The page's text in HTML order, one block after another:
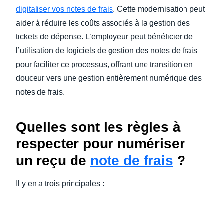
digitaliser vos notes de frais. Cette modernisation peut
aider à réduire les coûts associés à la gestion des
tickets de dépense. L’employeur peut bénéficier de
l’utilisation de logiciels de gestion des notes de frais
pour faciliter ce processus, offrant une transition en
douceur vers une gestion entièrement numérique des
notes de frais.
Quelles sont les règles à
respecter pour numériser
un reçu de note de frais ?
Il y en a trois principales :